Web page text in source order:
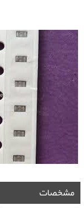
مشخصات